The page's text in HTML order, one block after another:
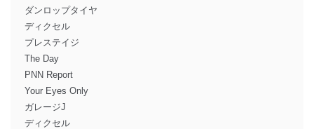
ダンロップタイヤ
ディクセル
プレステイジ
The Day
PNN Report
Your Eyes Only
ガレージJ
ディクセル